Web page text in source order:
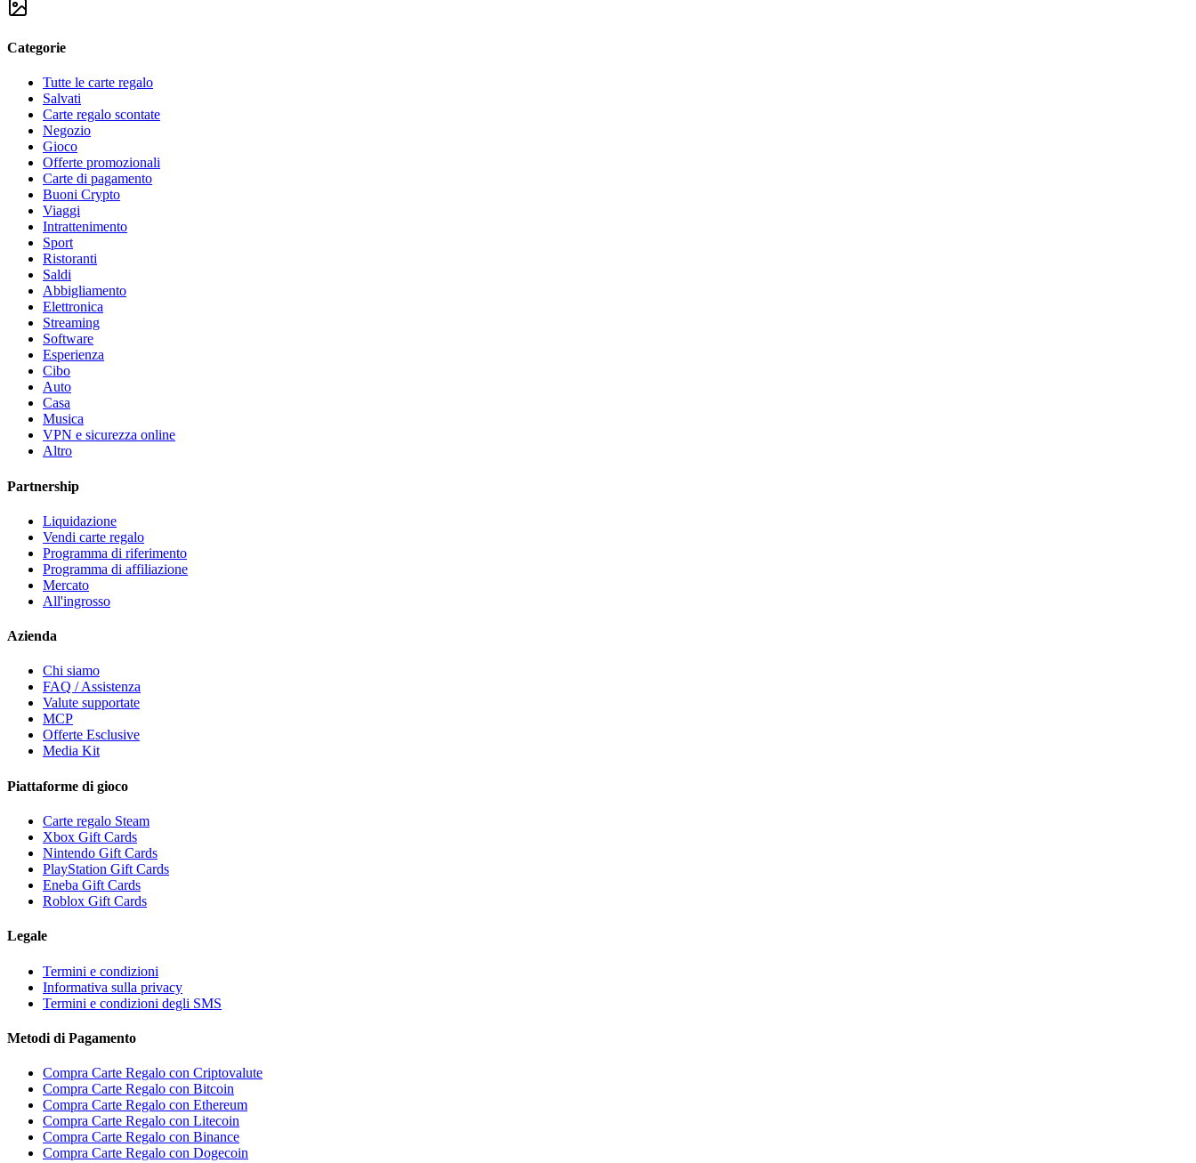
Categorie
Tutte le carte regalo
Salvati
Carte regalo scontate
Negozio
Gioco
Offerte promozionali
Carte di pagamento
Buoni Crypto
Viaggi
Intrattenimento
Sport
Ristoranti
Saldi
Abbigliamento
Elettronica
Streaming
Software
Esperienza
Cibo
Auto
Casa
Musica
VPN e sicurezza online
Altro
Partnership
Liquidazione
Vendi carte regalo
Programma di riferimento
Programma di affiliazione
Mercato
All'ingrosso
Azienda
Chi siamo
FAQ / Assistenza
Valute supportate
MCP
Offerte Esclusive
Media Kit
Piattaforme di gioco
Carte regalo Steam
Xbox Gift Cards
Nintendo Gift Cards
PlayStation Gift Cards
Eneba Gift Cards
Roblox Gift Cards
Legale
Termini e condizioni
Informativa sulla privacy
Termini e condizioni degli SMS
Metodi di Pagamento
Compra Carte Regalo con Criptovalute
Compra Carte Regalo con Bitcoin
Compra Carte Regalo con Ethereum
Compra Carte Regalo con Litecoin
Compra Carte Regalo con Binance
Compra Carte Regalo con Dogecoin